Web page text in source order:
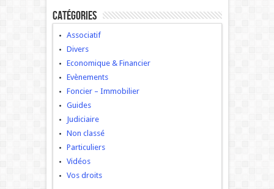
Catégories
Associatif
Divers
Economique & Financier
Evènements
Foncier – Immobilier
Guides
Judiciaire
Non classé
Particuliers
Vidéos
Vos droits